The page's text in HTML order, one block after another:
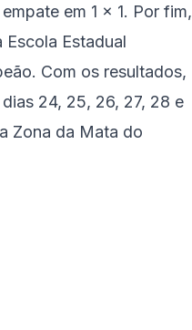
em 1 x 1. Por fim,
Estadual
Com os resultados,
24, 25, 26, 27, 28 e
Zona da Mata do